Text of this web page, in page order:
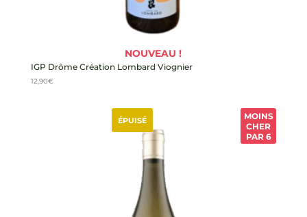
NOUVEAU !
IGP Drôme Création Lombard Viognier
12,90€
MOINS
CHER
PAR 6
ÉPUISÉ